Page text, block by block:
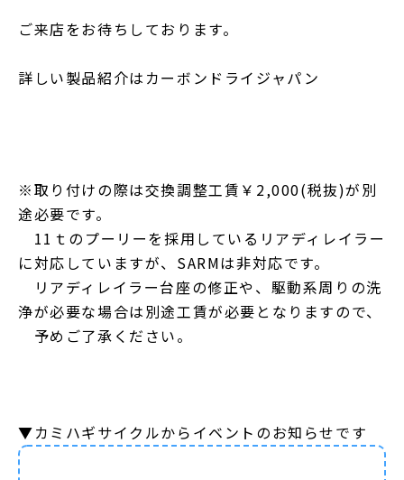
ご来店をお待ちしております。
詳しい製品紹介はカーボンドライジャパン
※取り付けの際は交換調整工賃￥2,000(税抜)が別
途必要です。
11ｔのプーリーを採用しているリアディレイラー
に対応していますが、SARMは非対応です。
リアディレイラー台座の修正や、駆動系周りの洗
浄が必要な場合は別途工賃が必要となりますので、
予めご了承ください。
▼カミハギサイクルからイベントのお知らせです